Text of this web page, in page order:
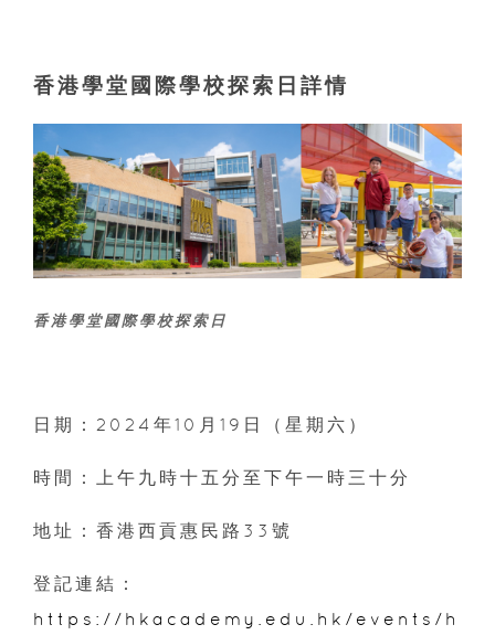
香港學堂國際學校探索日詳情
香港學堂國際學校探索日
日期：2024年10月19日（星期六）
時間：上午九時十五分至下午一時三十分
地址：香港西貢惠民路33號
登記連結：
https://hkacademy.edu.hk/events/h